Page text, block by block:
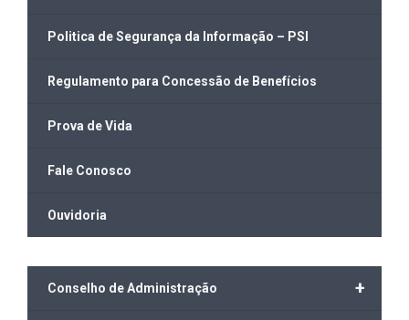
Politica de Segurança da Informação – PSI
Regulamento para Concessão de Benefícios
Prova de Vida
Fale Conosco
Ouvidoria
+
Conselho de Administração